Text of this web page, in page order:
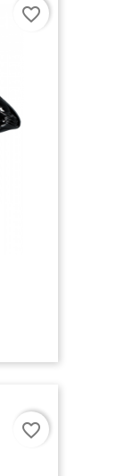
favorite_border
favorite_border